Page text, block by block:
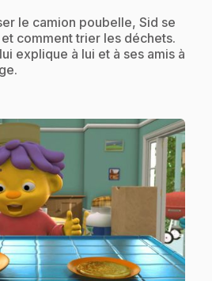
le camion poubelle, Sid se
comment trier les déchets.
explique à lui et à ses amis à